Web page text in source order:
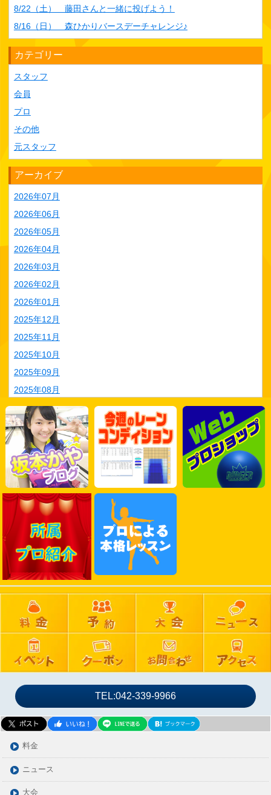
8/22（土） 藤田さんと一緒に投げよう！
8/16（日） 森ひかりバースデーチャレンジ♪
カテゴリー
スタッフ
会員
プロ
その他
元スタッフ
アーカイブ
2026年07月
2026年06月
2026年05月
2026年04月
2026年03月
2026年02月
2026年01月
2025年12月
2025年11月
2025年10月
2025年09月
2025年08月
2025年07月
2025年06月
2025年05月
2025年04月
2025年03月
2025年02月
2025年01月
2024年12月
2024年11月
2024年10月
2024年09月
2024年08月
2024年07月
2024年06月
2024年05月
2024年04月
2024年03月
2024年02月
2024年01月
2023年12月
2023年11月
2023年10月
TEL:042-339-9966
料金
ニュース
大会